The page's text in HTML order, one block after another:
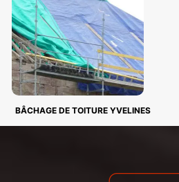
BÂCHAGE DE TOITURE YVELINES